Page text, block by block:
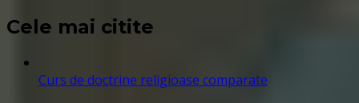
Cele mai citite
Curs de doctrine religioase comparate